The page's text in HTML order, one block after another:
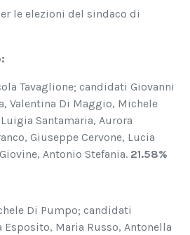
le elezioni del sindaco di
Tavaglione; candidati Giovanni
Valentina Di Maggio, Michele
Santamaria, Aurora
Giuseppe Cervone, Lucia
Antonio Stefania. 21.58%
Di Pumpo; candidati
Esposito, Maria Russo, Antonella